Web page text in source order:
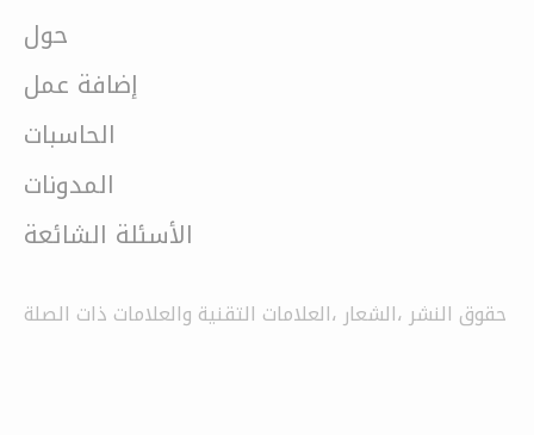
حول
إضافة عمل
الحاسبات
المدونات
الأسئلة الشائعة
حقوق النشر ،الشعار ،العلامات التقنية والعلامات ذات الصلة